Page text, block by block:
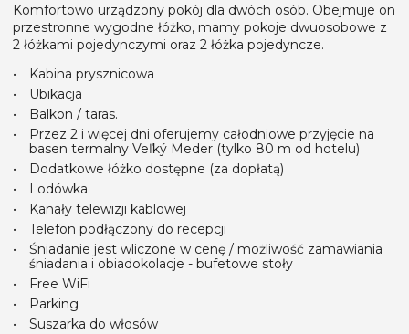
Komfortowo urządzony pokój dla dwóch osób. Obejmuje on
przestronne wygodne łóżko, mamy pokoje dwuosobowe z
2 łóżkami pojedynczymi oraz 2 łóżka pojedyncze.
Kabina prysznicowa
Ubikacja
Balkon / taras.
Przez 2 i więcej dni oferujemy całodniowe przyjęcie na
basen termalny Veľký Meder (tylko 80 m od hotelu)
Dodatkowe łóżko dostępne (za dopłatą)
Lodówka
Kanały telewizji kablowej
Telefon podłączony do recepcji
Śniadanie jest wliczone w cenę / możliwość zamawiania
śniadania i obiadokolacje - bufetowe stoły
Free WiFi
Parking
Suszarka do włosów